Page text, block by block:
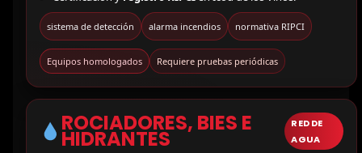
sistema de detección alarma incendios normativa RIPCI
Equipos homologados Requiere pruebas periódicas
ROCIADORES, BIES E
HIDRANTES
RED DE
AGUA